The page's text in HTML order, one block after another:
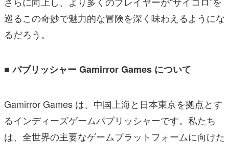
巡るこの奇妙で魅力的な冒険を深く味わえるようにな
るだろう。
■ パブリッシャー Gamirror Games について
Gamirror Games は、中国上海と日本東京を拠点とす
るインディーズゲームパブリッシャーです。私たち
は、全世界の主要なゲームプラットフォームに向けた